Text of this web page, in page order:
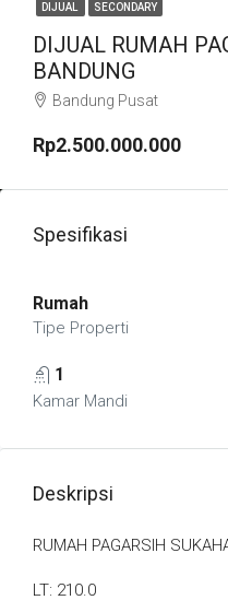
DIJUAL SECONDARY
DIJUAL RUMAH
BANDUNG
Bandung Pusat
Rp2.500.000.000
Spesifikasi
Rumah
Tipe Properti
1
Kamar Mandi
Deskripsi
RUMAH PAGARSIH
LT: 210.0